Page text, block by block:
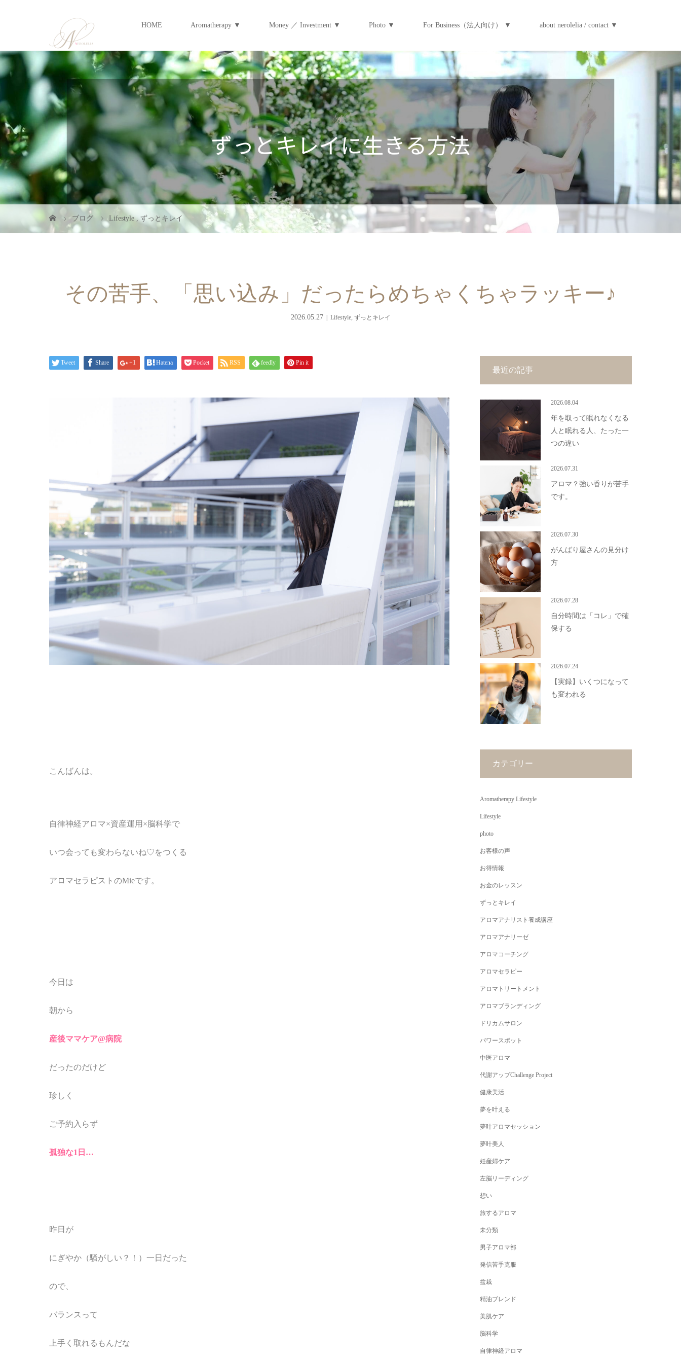
HOME Aromatherapy ▼ Money ／ Investment ▼ Photo ▼ For Business（法人向け） ▼ about nerolelia / contact ▼
ブログ Lifestyle ,ずっとキレイ
その苦手、「思い込み」だったらめちゃくちゃラッキー♪
2026.05.27 Lifestyle, ずっとキレイ
Tweet Share +1 Hatena Pocket RSS feedly Pin it
こんばんは。
自律神経アロマ×資産運用×脳科学で
いつ会っても変わらないね♡をつくる
アロマセラピストのMieです。
今日は
朝から
産後ママケア@病院
だったのだけど
珍しく
ご予約入らず
孤独な1日 …
昨日が
にぎやか（騒がしい？！）一日だった
ので、
バランスって
上手く取れるもんだな
最近の記事
2026.08.04
年を取って眠れなくなる
人と眠れる人、たった一
つの違い
2026.07.31
アロマ？強い香りが苦手
です。
2026.07.30
がんばり屋さんの見分け
方
2026.07.28
自分時間は「コレ」で確
保する
2026.07.24
【実録】いくつになって
も変われる
カテゴリー
Aromatherapy Lifestyle
Lifestyle
photo
お客様の声
お得情報
お金のレッスン
ずっとキレイ
アロマアナリスト養成講座
アロマアナリーゼ
アロマコーチング
アロマセラピー
アロマトリートメント
アロマブランディング
ドリカムサロン
パワースポット
中医アロマ
代謝アップChallenge Project
健康美活
夢を叶える
夢叶アロマセッション
夢叶美人
妊産婦ケア
左脳リーディング
想い
旅するアロマ
未分類
男子アロマ部
発信苦手克服
盆栽
精油ブレンド
美肌ケア
脳科学
自律神経アロマ